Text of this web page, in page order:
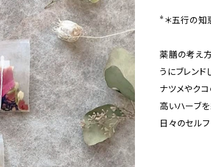
*＊五行の知
薬膳の考え
うにブレンド
ナツメやク
高いハーブ
日々のセル